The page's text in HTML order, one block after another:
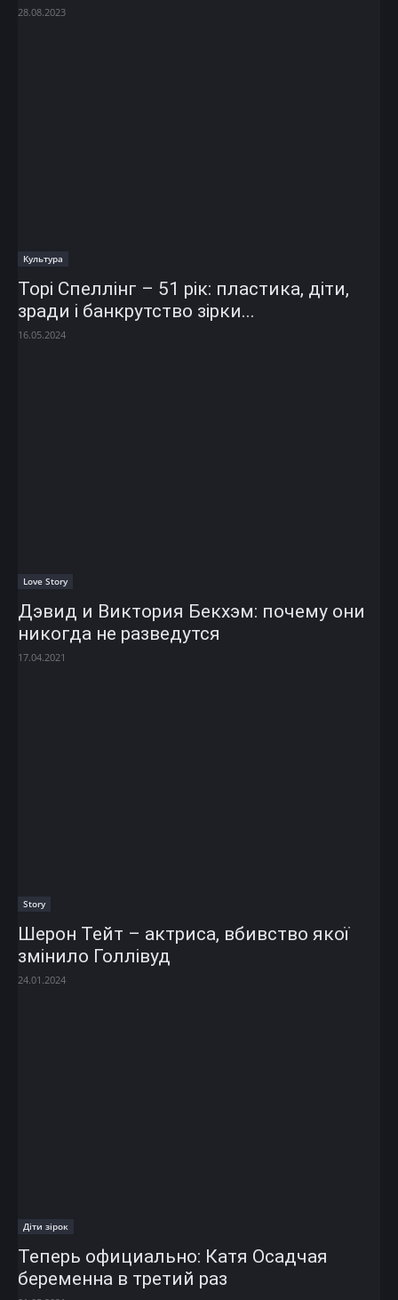
28.08.2023
Культура
Торі Спеллінг – 51 рік: пластика, діти,
зради і банкрутство зірки...
16.05.2024
Love Story
Дэвид и Виктория Бекхэм: почему они
никогда не разведутся
17.04.2021
Story
Шерон Тейт – актриса, вбивство якої
змінило Голлівуд
24.01.2024
Діти зірок
Теперь официально: Катя Осадчая
беременна в третий раз